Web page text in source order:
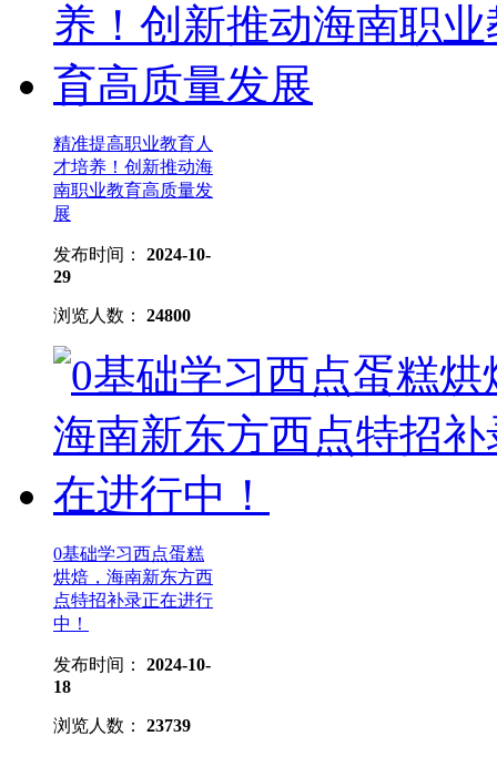
精准提高职业教育人
才培养！创新推动海
南职业教育高质量发
展
发布时间： 2024-10-
29
浏览人数： 24800
0基础学习西点蛋糕
烘焙，海南新东方西
点特招补录正在进行
中！
发布时间： 2024-10-
18
浏览人数： 23739